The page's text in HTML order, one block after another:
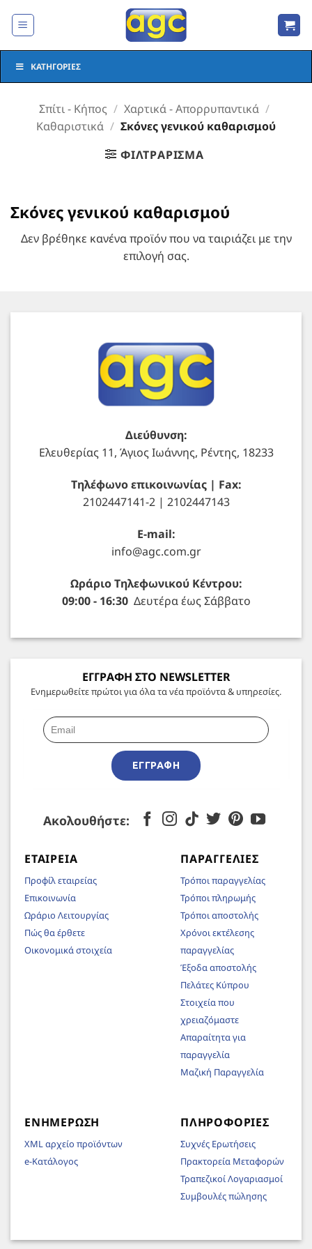
στο
ΚΑΤΗΓΟΡΊΕΣ
Σπίτι - Κήπος / Χαρτικά - Απορρυπαντικά /
Καθαριστικά / Σκόνες γενικού καθαρισμού
ΦΙΛΤΡΆΡΙΣΜΑ
Σκόνες γενικού καθαρισμού
Δεν βρέθηκε κανένα προϊόν που να ταιριάζει με την
επιλογή σας.
Διεύθυνση:
Ελευθερίας 11, Άγιος Ιωάννης, Ρέντης, 18233
Τηλέφωνο επικοινωνίας | Fax:
2102447141-2 | 2102447143
E-mail:
info@agc.com.gr
Ωράριο Τηλεφωνικού Κέντρου:
09:00 - 16:30Δευτέρα έως Σάββατο
ΕΓΓΡΑΦΗ ΣΤΟ NEWSLETTER
Ενημερωθείτε πρώτοι για όλα τα νέα προϊόντα & υπηρεσίες.
ΕΓΓΡΑΦΉ
Ακολουθήστε:
ΕΤΑΙΡΕΊΑ
Προφίλ εταιρείας
Επικοινωνία
Ωράριο Λειτουργίας
Πώς θα έρθετε
Οικονομικά στοιχεία
ΠΑΡΑΓΓΕΛΊΕΣ
Τρόποι παραγγελίας
Τρόποι πληρωμής
Τρόποι αποστολής
Χρόνοι εκτέλεσης
παραγγελίας
Έξοδα αποστολής
Πελάτες Κύπρου
Στοιχεία που
χρειαζόμαστε
Απαραίτητα για
παραγγελία
Μαζική Παραγγελία
ΕΝΗΜΈΡΩΣΗ
XML αρχείο προϊόντων
e-Κατάλογος
ΠΛΗΡΟΦΟΡΊΕΣ
Συχνές Ερωτήσεις
Πρακτορεία Μεταφορών
Τραπεζικοί Λογαριασμοί
Συμβουλές πώλησης